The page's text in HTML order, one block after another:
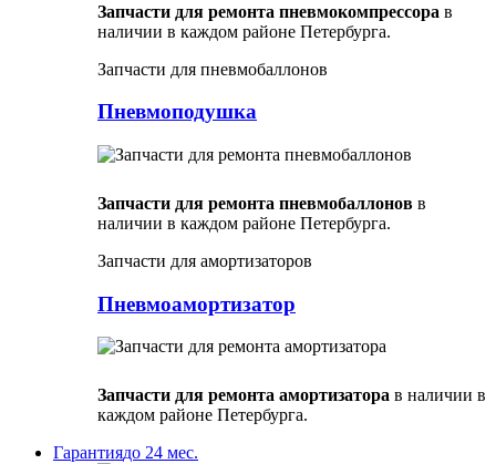
Запчасти для ремонта пневмокомпрессора в
наличии в каждом районе Петербурга.
Запчасти для пневмобаллонов
Пневмоподушка
Запчасти для ремонта пневмобаллонов в
наличии в каждом районе Петербурга.
Запчасти для амортизаторов
Пневмоамортизатор
Запчасти для ремонта амортизатора в наличии в
каждом районе Петербурга.
Гарантиядо 24 мес.